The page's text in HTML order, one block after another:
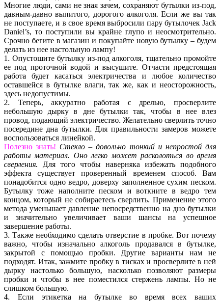
Многие люди, сами не зная зачем, сохраняют бутылки из-под,
давным-давно выпитого, дорогого алкоголя. Если же вы так
не поступаете, и в свое время выбросили пару бутылочек Jack
Daniel’s, то поступили вы крайне глупо и неосмотрительно.
Срочно бегите в магазин и покупайте новую бутылку – будем
делать из нее настольную лампу!
1. Опустошите бутылку из-под алкоголя, тщательно промойте
ее под проточной водой и высушите. Отчасти предстоящая
работа будет касаться электричества и любое количество
оставшейся в бутылке влаги, так же, как и неосторожность,
здесь недопустимы.
2. Теперь, аккуратно работая с дрелью, просверлите
небольшую дырку в дне бутылки так, чтобы в нее влез
провод, подающий электричество. Желательно сверлить точно
посередине дна бутылки. Для правильности замеров можете
воспользоваться линейкой.
Полезно знать! Стекло – довольно тонкий и непростой для
работы материал. Оно легко может расколоться во время
сверления. Для того чтобы наверняка избежать подобного
эффекта существует проверенный временем способ. Вам
понадобится одно ведро, доверху заполненное сухим песком.
Бутылку тоже наполните песком и воткните в ведро тем
концом, который не собираетесь сверлить. Применение этого
метода уменьшает давление непосредственно на дно бутылки
и значительно увеличивает ваши шансы на успешное
завершение работы.
3. Также необходимо сделать отверстие в пробке. Вот почему
важно, чтобы изначально алкоголь продавался в бутылке,
закрытой с помощью пробки. Другие варианты нам не
подходят. Итак, зажмите пробку в тисках и просверлите в ней
дырку настолько большую, насколько позволяют размеры
пробки и чтобы в нее поместился стержень лампы. Но не
слишком большую.
4. Если этикетка на бутылке во время всех ваших